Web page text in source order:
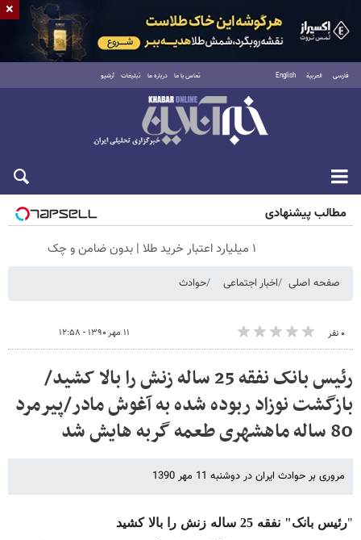
فارسی العربية English تماس با ما درباره ما تبلیغات آرشیو
جمعه ۱۶ مرداد ۱۴۰۵
مطالب پیشنهادی
۱ میلیارد اعتبار خرید طلا | بدون ضامن و چک
صفحه اصلی اخبار اجتماعی حوادث
۰ نفر ۱۱ مهر ۱۳۹۰ - ۱۲:۵۸
رئیس بانک نفقه 25 ساله زنش را بالا کشید/
بازگشت نوزاد ربوده شده به آغوش مادر/پیرمرد
80 ساله ماهشهری طعمه گربه هایش شد
مروری بر حوادث ایران در دوشنبه 11 مهر 1390
"رئیس بانک" نفقه 25 ساله زنش را بالا کشید
×